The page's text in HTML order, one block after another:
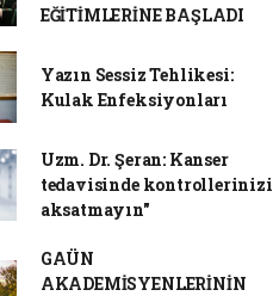
EĞİTİMLERİNE BAŞLADI
Yazın Sessiz Tehlikesi:
Kulak Enfeksiyonları
Uzm. Dr. Şeran: Kanser
tedavisinde kontrollerinizi
aksatmayın"
GAÜN
AKADEMİSYENLERİNİN